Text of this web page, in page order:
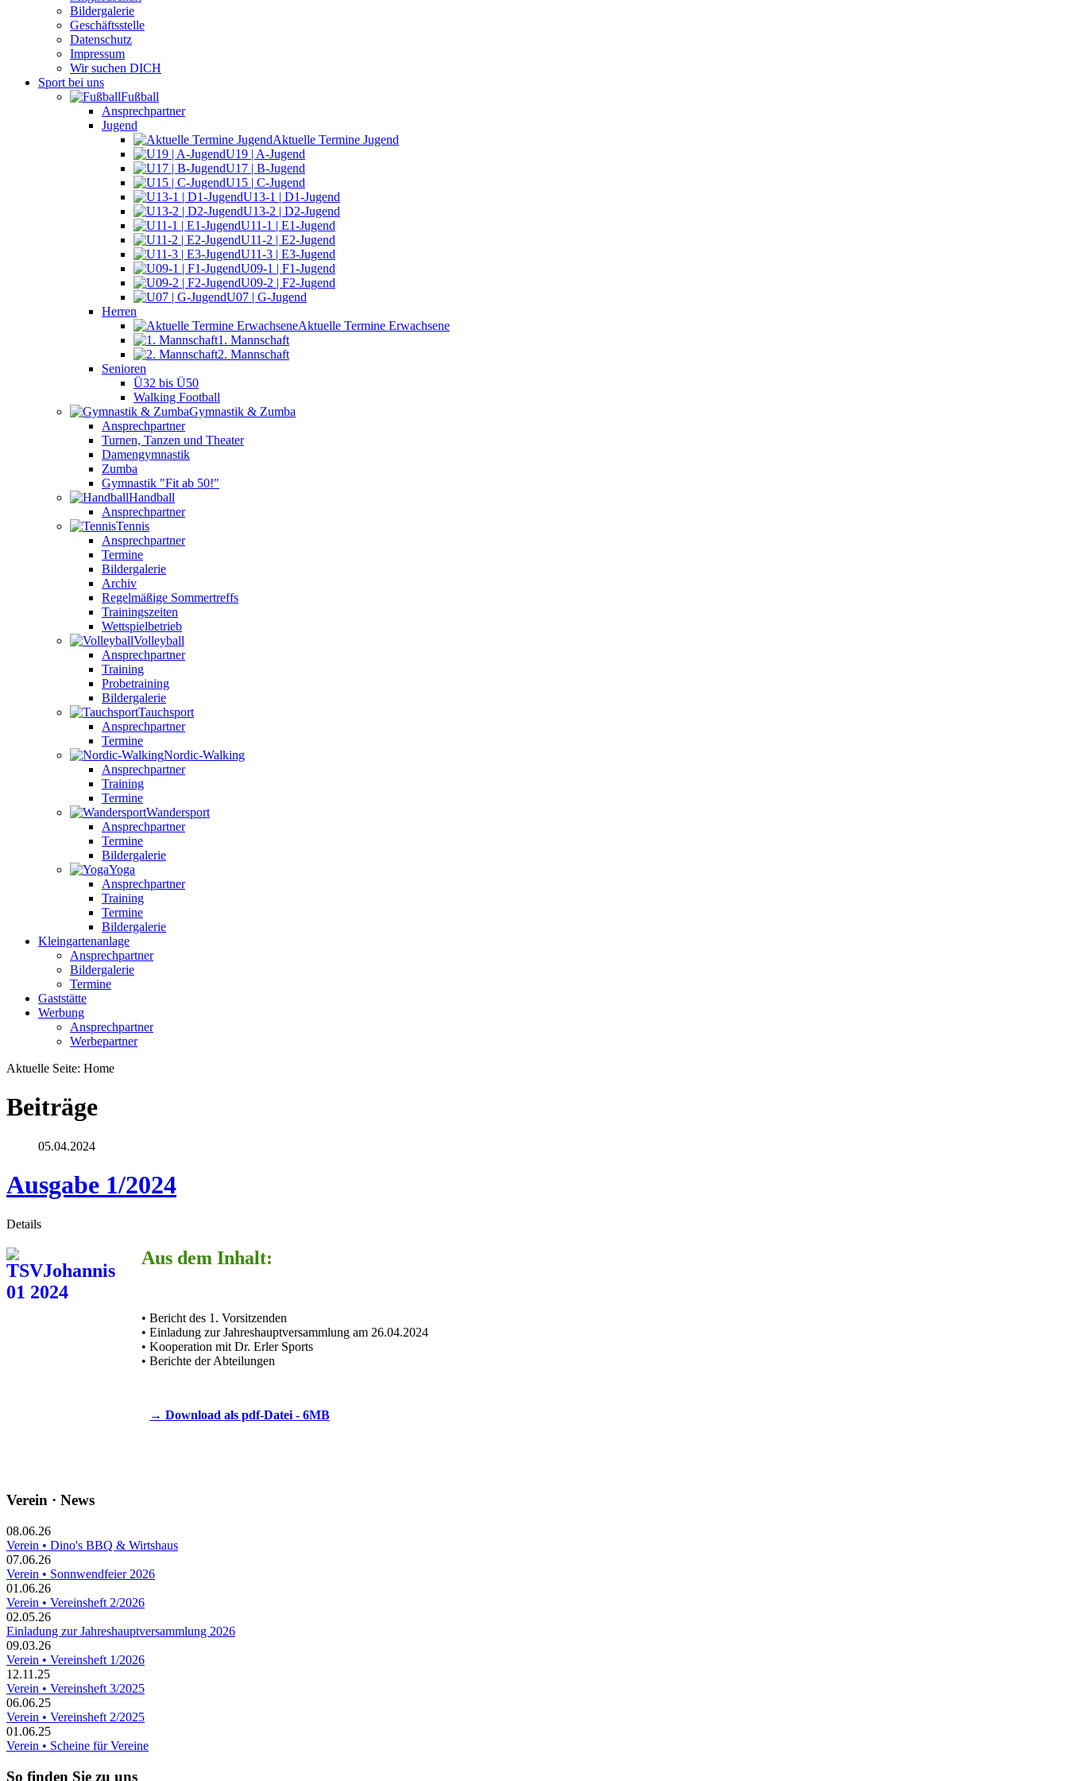
Bildergalerie
Geschäftsstelle
Datenschutz
Impressum
Wir suchen DICH
Sport bei uns
Fußball
Ansprechpartner
Jugend
Aktuelle Termine Jugend
U19 | A-Jugend
U17 | B-Jugend
U15 | C-Jugend
U13-1 | D1-Jugend
U13-2 | D2-Jugend
U11-1 | E1-Jugend
U11-2 | E2-Jugend
U11-3 | E3-Jugend
U09-1 | F1-Jugend
U09-2 | F2-Jugend
U07 | G-Jugend
Herren
Aktuelle Termine Erwachsene
1. Mannschaft
2. Mannschaft
Senioren
Ü32 bis Ü50
Walking Football
Gymnastik & Zumba
Ansprechpartner
Turnen, Tanzen und Theater
Damengymnastik
Zumba
Gymnastik "Fit ab 50!"
Handball
Ansprechpartner
Tennis
Ansprechpartner
Termine
Bildergalerie
Archiv
Regelmäßige Sommertreffs
Trainingszeiten
Wettspielbetrieb
Volleyball
Ansprechpartner
Training
Probetraining
Bildergalerie
Tauchsport
Ansprechpartner
Termine
Nordic-Walking
Ansprechpartner
Training
Termine
Wandersport
Ansprechpartner
Termine
Bildergalerie
Yoga
Ansprechpartner
Training
Termine
Bildergalerie
Kleingartenanlage
Ansprechpartner
Bildergalerie
Termine
Gaststätte
Werbung
Ansprechpartner
Werbepartner
Aktuelle Seite: Home
Beiträge
05.04.2024
Ausgabe 1/2024
Details
Aus dem Inhalt:
• Bericht des 1. Vorsitzenden
• Einladung zur Jahreshauptversammlung am 26.04.2024
• Kooperation mit Dr. Erler Sports
• Berichte der Abteilungen
→ Download als pdf-Datei - 6MB
Verein · News
08.06.26
Verein • Dino's BBQ & Wirtshaus
07.06.26
Verein • Sonnwendfeier 2026
01.06.26
Verein • Vereinsheft 2/2026
02.05.26
Einladung zur Jahreshauptversammlung 2026
09.03.26
Verein • Vereinsheft 1/2026
12.11.25
Verein • Vereinsheft 3/2025
06.06.25
Verein • Vereinsheft 2/2025
01.06.25
Verein • Scheine für Vereine
So finden Sie zu uns